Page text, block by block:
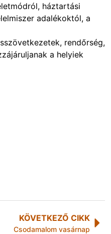
háztartási
adalékoktól, a
rendőrség,
a helyiek
KÖVETKEZŐ CIKK
Csodamalom vasárnap